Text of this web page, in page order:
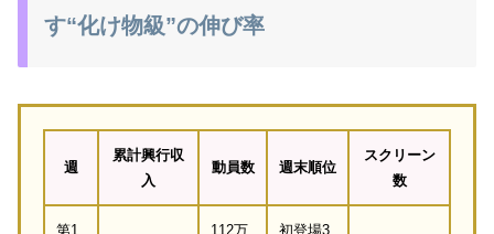
す“化け物級”の伸び率
週
累計興行収
入
動員数 週末順位
スクリーン
数
第1
112万
初登場3